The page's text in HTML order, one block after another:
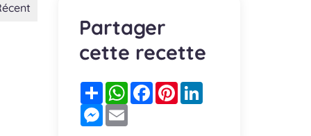
Partager
cette recette
PartagerWhatsApp
Facebook
PinterestLinkedIn
Messenger
Email